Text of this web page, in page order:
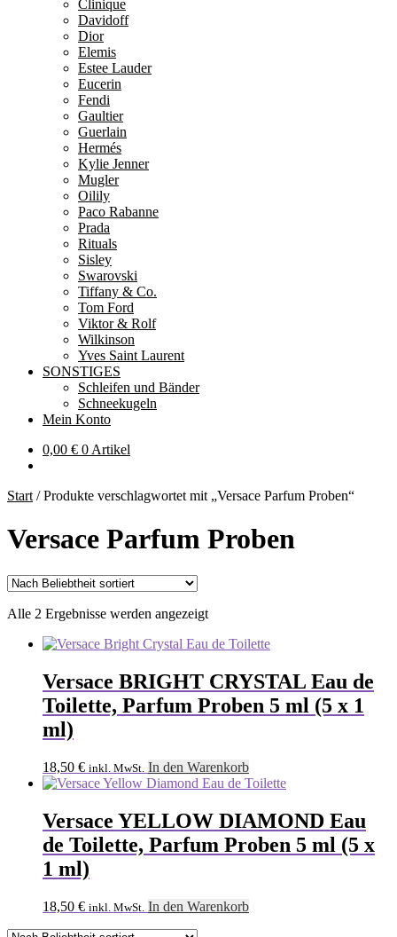
Clinique
Davidoff
Dior
Elemis
Estee Lauder
Eucerin
Fendi
Gaultier
Guerlain
Hermés
Kylie Jenner
Mugler
Oilily
Paco Rabanne
Prada
Rituals
Sisley
Swarovski
Tiffany & Co.
Tom Ford
Viktor & Rolf
Wilkinson
Yves Saint Laurent
SONSTIGES
Schleifen und Bänder
Schneekugeln
Mein Konto
0,00 € 0 Artikel
Start /Produkte verschlagwortet mit „Versace Parfum Proben“
Versace Parfum Proben
Alle 2 Ergebnisse werden angezeigtNach
sortiert
Versace BRIGHT CRYSTAL Eau de
Toilette, Parfum Proben 5 ml (5 x 1
ml)
18,50 € inkl. MwSt. In den Warenkorb
Versace YELLOW DIAMOND Eau
de Toilette, Parfum Proben 5 ml (5 x
1 ml)
18,50 € inkl. MwSt. In den Warenkorb